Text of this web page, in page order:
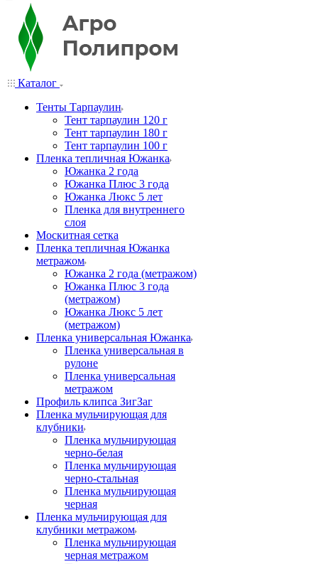
Каталог
Тенты Тарпаулин
Тент тарпаулин 120 г
Тент тарпаулин 180 г
Тент тарпаулин 100 г
Пленка тепличная Южанка
Южанка 2 года
Южанка Плюс 3 года
Южанка Люкс 5 лет
Пленка для внутреннего
слоя
Москитная сетка
Пленка тепличная Южанка
метражом
Южанка 2 года (метражом)
Южанка Плюс 3 года
(метражом)
Южанка Люкс 5 лет
(метражом)
Пленка универсальная Южанка
Пленка универсальная в
рулоне
Пленка универсальная
метражом
Профиль клипса ЗигЗаг
Пленка мульчирующая для
клубники
Пленка мульчирующая
черно-белая
Пленка мульчирующая
черно-стальная
Пленка мульчирующая
черная
Пленка мульчирующая для
клубники метражом
Пленка мульчирующая
черная метражом